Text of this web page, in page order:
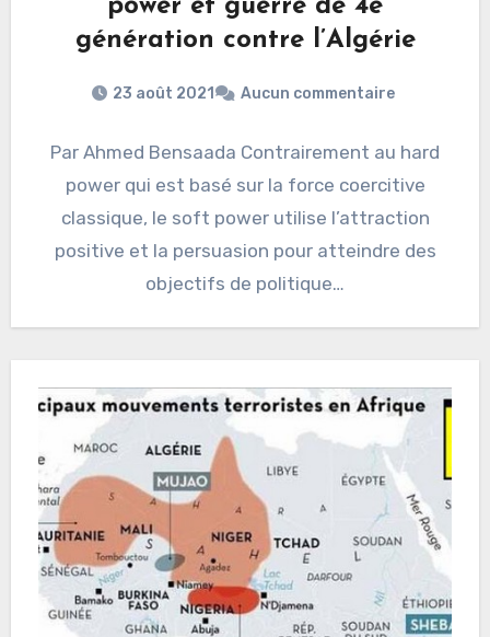
power et guerre de 4e
génération contre l’Algérie
23 août 2021 Aucun commentaire
Par Ahmed Bensaada Contrairement au hard
power qui est basé sur la force coercitive
classique, le soft power utilise l’attraction
positive et la persuasion pour atteindre des
objectifs de politique…